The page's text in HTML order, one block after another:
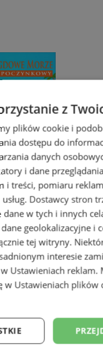
z
plików cookie i
dostępu do
danych
i dane
i treści, pomiaru
Dostawcy stron
w tych i innych
geolokalizacyjne i
tej witryny.
interesie
Ustawieniach reklam.
w Ustawieniach plików